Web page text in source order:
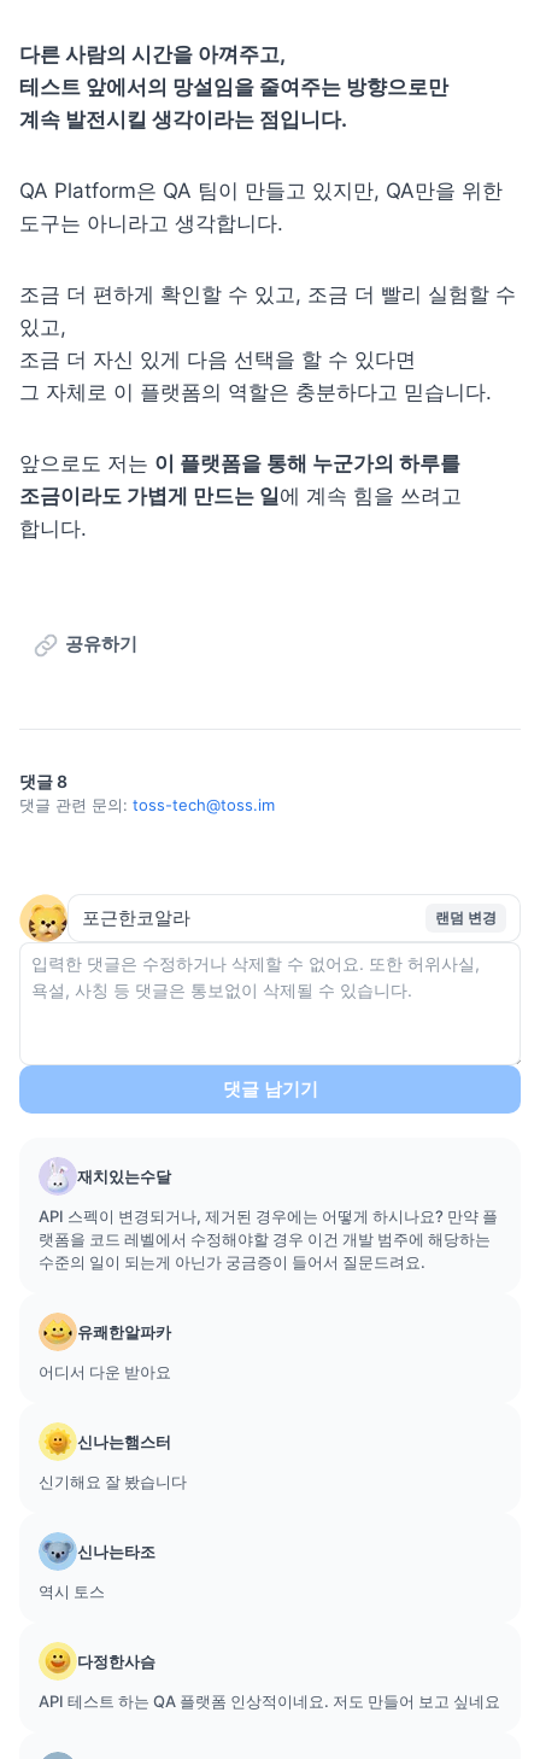
다른 사람의 시간을 아껴주고,
테스트 앞에서의 망설임을 줄여주는 방향으로만
계속 발전시킬 생각이라는 점입니다.
QA Platform은 QA 팀이 만들고 있지만, QA만을 위한
도구는 아니라고 생각합니다.
조금 더 편하게 확인할 수 있고, 조금 더 빨리 실험할 수
있고,
조금 더 자신 있게 다음 선택을 할 수 있다면
그 자체로 이 플랫폼의 역할은 충분하다고 믿습니다.
앞으로도 저는 이 플랫폼을 통해 누군가의 하루를
조금이라도 가볍게 만드는 일에 계속 힘을 쓰려고
합니다.
공유하기
댓글8
댓글 관련 문의: toss-tech@toss.im
랜덤 변경
댓글 남기기
재치있는수달
API 스펙이 변경되거나, 제거된 경우에는 어떻게 하시나요? 만약 플
랫폼을 코드 레벨에서 수정해야할 경우 이건 개발 범주에 해당하는
수준의 일이 되는게 아닌가 궁금증이 들어서 질문드려요.
유쾌한알파카
어디서 다운 받아요
신나는햄스터
신기해요 잘 봤습니다
신나는타조
역시 토스
다정한사슴
API 테스트 하는 QA 플랫폼 인상적이네요. 저도 만들어 보고 싶네요